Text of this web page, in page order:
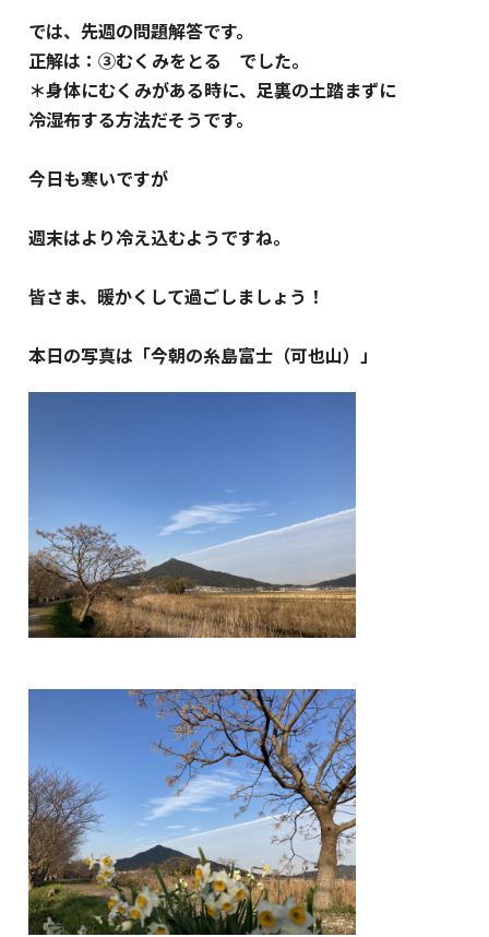
では、先週の問題解答です。
正解は：③むくみをとる でした。
＊身体にむくみがある時に、足裏の土踏まずに
冷湿布する方法だそうです。
今日も寒いですが
週末はより冷え込むようですね。
皆さま、暖かくして過ごしましょう！
本日の写真は「今朝の糸島富士（可也山）」